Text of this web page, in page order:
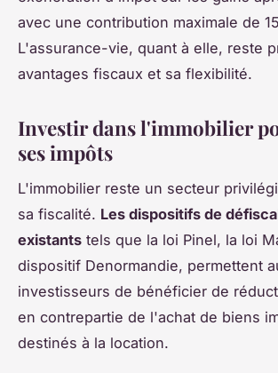
avec une contribution maximale de
L'assurance-vie, quant à elle, reste
avantages fiscaux et sa flexibilité.
Investir dans l'immobilier
ses impôts
L'immobilier reste un secteur
sa fiscalité. Les dispositifs de
existants tels que la loi Pinel, la loi
dispositif Denormandie, permettent
investisseurs de bénéficier de
en contrepartie de l'achat de biens
destinés à la location.